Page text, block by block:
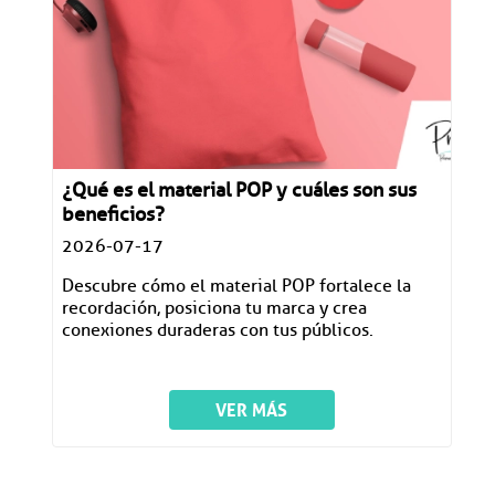
¿Qué es el material POP y cuáles son sus
beneficios?
2026-07-17
Descubre cómo el material POP fortalece la
recordación, posiciona tu marca y crea
conexiones duraderas con tus públicos.
VER MÁS